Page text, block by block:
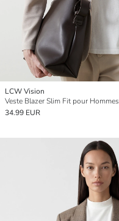
LCW Vision
Veste Blazer Slim Fit pour Hommes
34.99 EUR